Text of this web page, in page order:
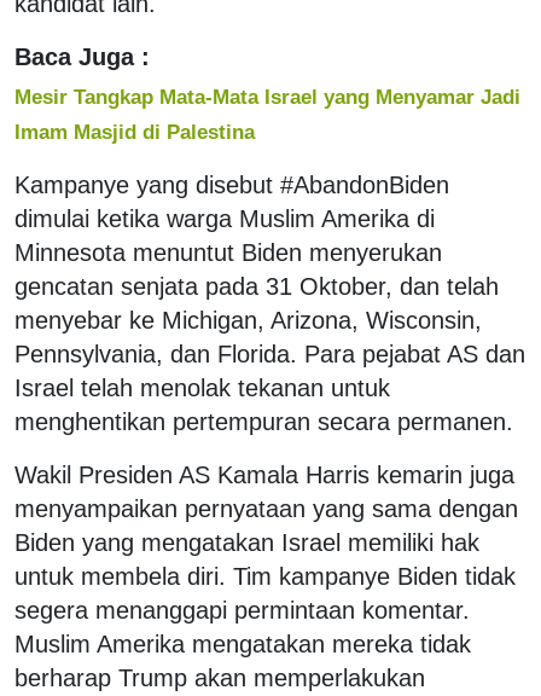
Baca Juga :
Mesir Tangkap Mata-Mata Israel yang Menyamar Jadi
Imam Masjid di Palestina
Kampanye yang disebut #AbandonBiden
dimulai ketika warga Muslim Amerika di
Minnesota menuntut Biden menyerukan
gencatan senjata pada 31 Oktober, dan telah
menyebar ke Michigan, Arizona, Wisconsin,
Pennsylvania, dan Florida. Para pejabat AS dan
Israel telah menolak tekanan untuk
menghentikan pertempuran secara permanen.
Wakil Presiden AS Kamala Harris kemarin juga
menyampaikan pernyataan yang sama dengan
Biden yang mengatakan Israel memiliki hak
untuk membela diri. Tim kampanye Biden tidak
segera menanggapi permintaan komentar.
Muslim Amerika mengatakan mereka tidak
berharap Trump akan memperlakukan